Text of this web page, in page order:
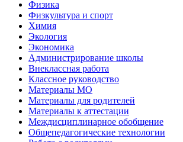
Физика
Физкультура и спорт
Химия
Экология
Экономика
Администрирование школы
Внеклассная работа
Классное руководство
Материалы МО
Материалы для родителей
Материалы к аттестации
Междисциплинарное обобщение
Общепедагогические технологии